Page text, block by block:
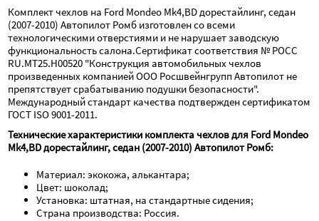
Комплект чехлов на Ford Mondeo Mk4,BD дорестайлинг, седан
(2007-2010) Автопилот Ромб изготовлен со всеми
технологическими отверстиями и не нарушает заводскую
функциональность салона.Сертификат соответствия № РОСС
RU.МТ25.Н00520 "Конструкция автомобильных чехлов
произведенных компанией ООО Росшвейнгрупп Автопилот не
препятствует срабатыванию подушки безопасности".
Международный стандарт качества подтвержден сертификатом
ГОСТ ISO 9001-2011.
Технические характеристики комплекта чехлов для Ford Mondeo
Mk4,BD дорестайлинг, седан (2007-2010) Автопилот Ромб:
Материал: экокожа, алькантара;
Цвет: шоколад;
Установка: штатная, на стандартные сидения;
Страна производства: Россия.